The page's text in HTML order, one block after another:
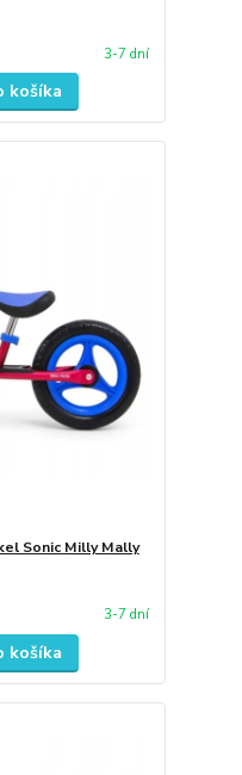
3-7 dní
košíka
Sonic Milly Mally
3-7 dní
košíka